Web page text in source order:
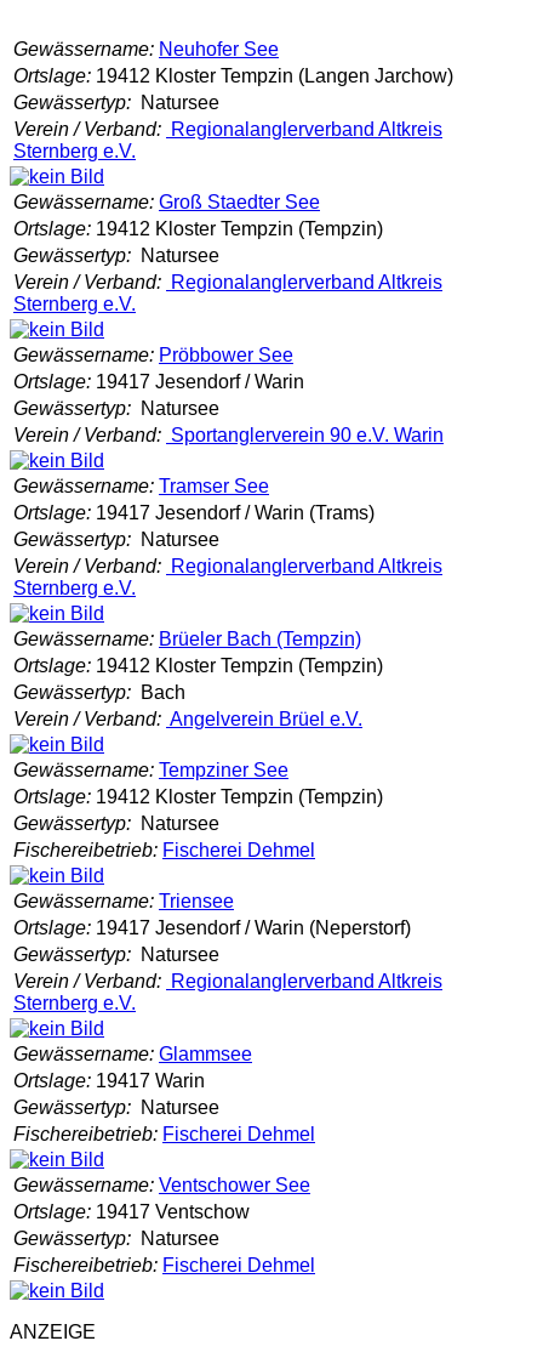
Gewässername: Neuhofer See
Ortslage: 19412 Kloster Tempzin (Langen Jarchow)
Gewässertyp: Natursee
Verein / Verband: Regionalanglerverband Altkreis
Sternberg e.V.
Gewässername: Groß Staedter See
Ortslage: 19412 Kloster Tempzin (Tempzin)
Gewässertyp: Natursee
Verein / Verband: Regionalanglerverband Altkreis
Sternberg e.V.
Gewässername: Pröbbower See
Ortslage: 19417 Jesendorf / Warin
Gewässertyp: Natursee
Verein / Verband: Sportanglerverein 90 e.V. Warin
Gewässername: Tramser See
Ortslage: 19417 Jesendorf / Warin (Trams)
Gewässertyp: Natursee
Verein / Verband: Regionalanglerverband Altkreis
Sternberg e.V.
Gewässername: Brüeler Bach (Tempzin)
Ortslage: 19412 Kloster Tempzin (Tempzin)
Gewässertyp: Bach
Verein / Verband: Angelverein Brüel e.V.
Gewässername: Tempziner See
Ortslage: 19412 Kloster Tempzin (Tempzin)
Gewässertyp: Natursee
Fischereibetrieb: Fischerei Dehmel
Gewässername: Triensee
Ortslage: 19417 Jesendorf / Warin (Neperstorf)
Gewässertyp: Natursee
Verein / Verband: Regionalanglerverband Altkreis
Sternberg e.V.
Gewässername: Glammsee
Ortslage: 19417 Warin
Gewässertyp: Natursee
Fischereibetrieb: Fischerei Dehmel
Gewässername: Ventschower See
Ortslage: 19417 Ventschow
Gewässertyp: Natursee
Fischereibetrieb: Fischerei Dehmel
ANZEIGE